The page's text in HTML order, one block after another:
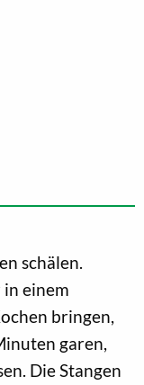
schälen.
einem
bringen,
garen,
Die Stangen